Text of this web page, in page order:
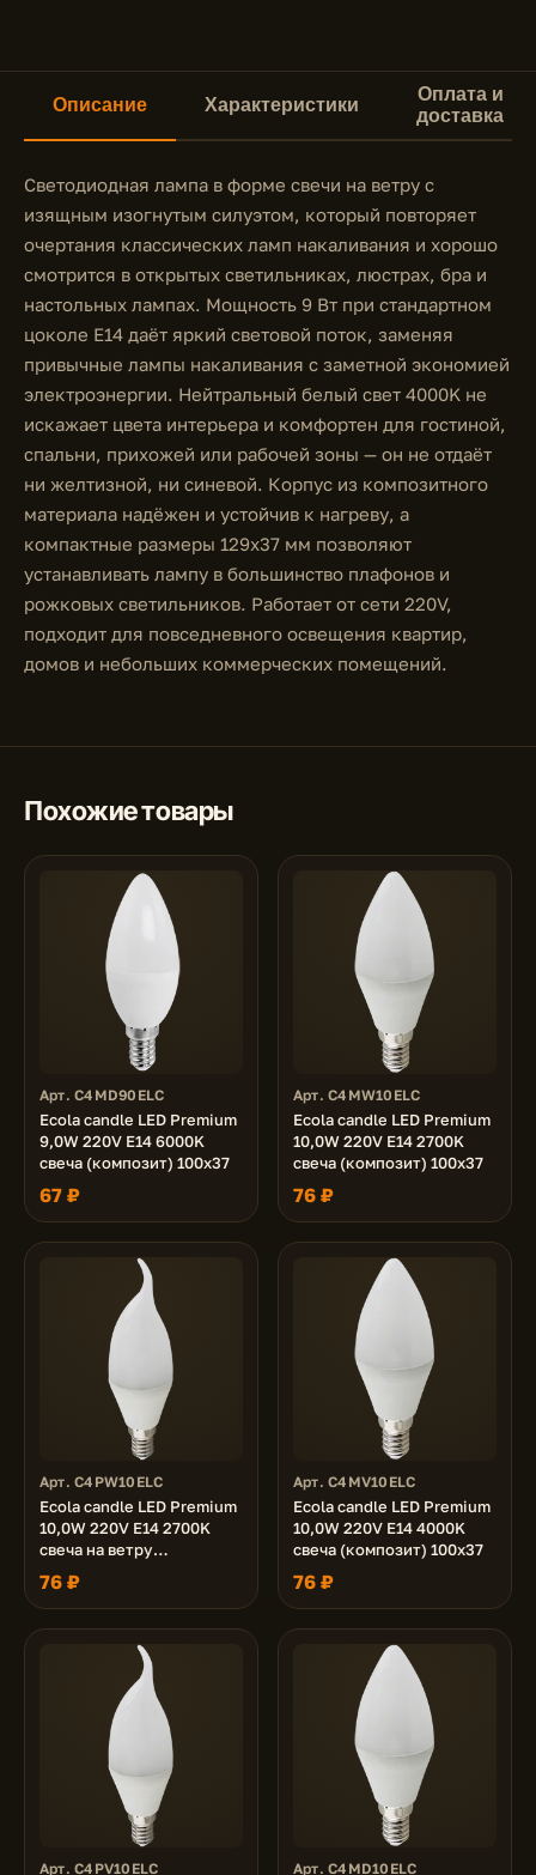
Описание Характеристики
Оплата и
доставка
Светодиодная лампа в форме свечи на ветру с
изящным изогнутым силуэтом, который повторяет
очертания классических ламп накаливания и хорошо
смотрится в открытых светильниках, люстрах, бра и
настольных лампах. Мощность 9 Вт при стандартном
цоколе E14 даёт яркий световой поток, заменяя
привычные лампы накаливания с заметной экономией
электроэнергии. Нейтральный белый свет 4000K не
искажает цвета интерьера и комфортен для гостиной,
спальни, прихожей или рабочей зоны — он не отдаёт
ни желтизной, ни синевой. Корпус из композитного
материала надёжен и устойчив к нагреву, а
компактные размеры 129x37 мм позволяют
устанавливать лампу в большинство плафонов и
рожковых светильников. Работает от сети 220V,
подходит для повседневного освещения квартир,
домов и небольших коммерческих помещений.
Похожие товары
Арт. C4MD90ELC
Ecola candle LED Premium
9,0W 220V E14 6000K
свеча (композит) 100x37
67 ₽
Арт. C4MW10ELC
Ecola candle LED Premium
10,0W 220V E14 2700K
свеча (композит) 100x37
76 ₽
Арт. C4PW10ELC
Ecola candle LED Premium
10,0W 220V E14 2700K
свеча на ветру
(композит) 129x37
76 ₽
Арт. C4MV10ELC
Ecola candle LED Premium
10,0W 220V E14 4000K
свеча (композит) 100x37
76 ₽
Арт. C4PV10ELC Арт. C4MD10ELC